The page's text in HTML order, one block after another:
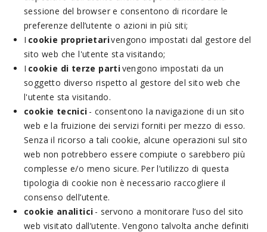
sessione del browser e consentono di ricordare le
preferenze dell’utente o azioni in più siti;
I cookie proprietarivengono impostati dal gestore del
sito web che l'utente sta visitando;
I cookie di terze partivengono impostati da un
soggetto diverso rispetto al gestore del sito web che
l'utente sta visitando.
cookie tecnici - consentono la navigazione di un sito
web e la fruizione dei servizi forniti per mezzo di esso.
Senza il ricorso a tali cookie, alcune operazioni sul sito
web non potrebbero essere compiute o sarebbero più
complesse e/o meno sicure. Per l’utilizzo di questa
tipologia di cookie non è necessario raccogliere il
consenso dell’utente.
cookie analitici - servono a monitorare l’uso del sito
web visitato dall’utente. Vengono talvolta anche definiti